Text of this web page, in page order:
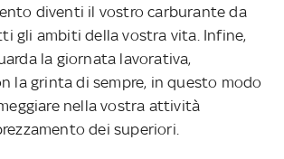
diventi il vostro carburante da
gli ambiti della vostra vita. Infine,
la giornata lavorativa,
la grinta di sempre, in questo modo
nella vostra attività
dei superiori.